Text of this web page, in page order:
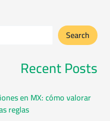
Search
Recent Posts
en MX: cómo valorar
reglas